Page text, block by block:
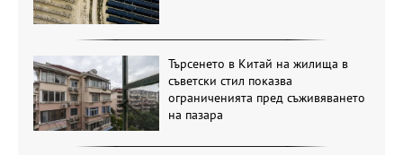
Търсенето в Китай на жилища в
съветски стил показва
ограниченията пред съживяването
на пазара